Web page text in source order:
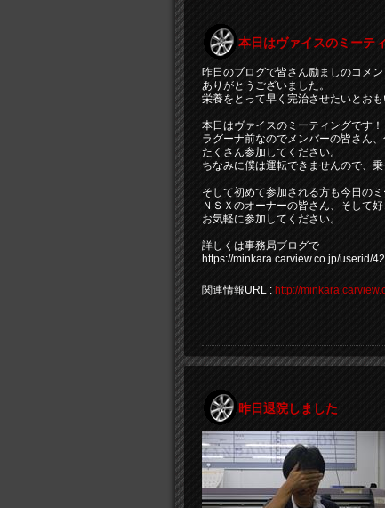
本日はヴァイスのミーテ
昨日のブログで皆さん励ましのコメ
ありがとうございました。
栄養をとって早く完治させたいとおも
本日はヴァイスのミーティングです！
ラグーナ前なのでメンバーの皆さん
たくさん参加してください。
ちなみに僕は運転できませんので、乗
そして初めて参加される方も今日の
ＮＳＸのオーナーの皆さん、そして
お気軽に参加してください。
詳しくは事務局ブログで
https://minkara.carview.co.jp/userid/
関連情報URL : http://
昨日退院しました